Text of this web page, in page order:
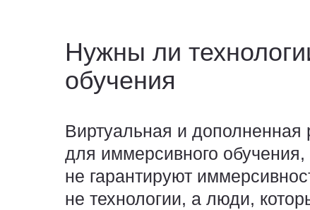
Нужны ли
обучения
Виртуальная и дополненная
для иммерсивного
не гарантируют
не технологии, а люди,